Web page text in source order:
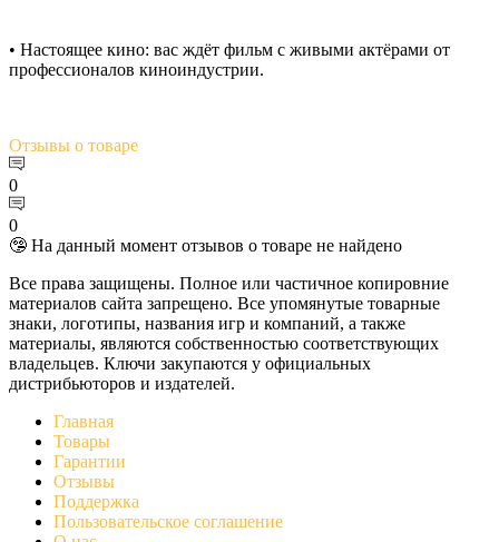
• Настоящее кино: вас ждёт фильм с живыми актёрами от
профессионалов киноиндустрии.
Отзывы о товаре
0
0
🤥 На данный момент отзывов о товаре не найдено
Все права защищены. Полное или частичное копировние
материалов сайта запрещено. Все упомянутые товарные
знаки, логотипы, названия игр и компаний, а также
материалы, являются собственностью соответствующих
владельцев. Ключи закупаются у официальных
дистрибьюторов и издателей.
Главная
Товары
Гарантии
Отзывы
Поддержка
Пользовательское соглашение